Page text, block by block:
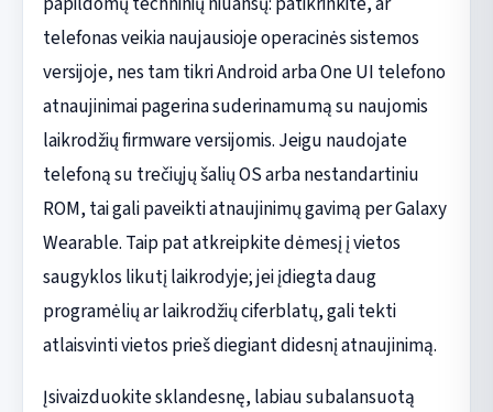
telefonas veikia naujausioje operacinės sistemos
versijoje, nes tam tikri Android arba One UI telefono
atnaujinimai pagerina suderinamumą su naujomis
laikrodžių firmware versijomis. Jeigu naudojate
telefoną su trečiųjų šalių OS arba nestandartiniu
ROM, tai gali paveikti atnaujinimų gavimą per Galaxy
Wearable. Taip pat atkreipkite dėmesį į vietos
saugyklos likutį laikrodyje; jei įdiegta daug
programėlių ar laikrodžių ciferblatų, gali tekti
atlaisvinti vietos prieš diegiant didesnį atnaujinimą.
Įsivaizduokite sklandesnę, labiau subalansuotą